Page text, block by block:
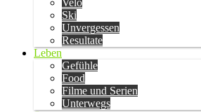
Velo
Ski
Unvergessen
Resultate
Leben
Gefühle
Food
Filme und Serien
Unterwegs